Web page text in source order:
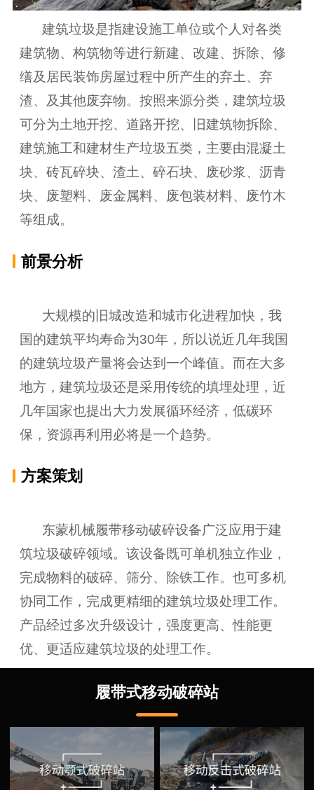
建筑垃圾是指建设施工单位或个人对各类
建筑物、构筑物等进行新建、改建、拆除、修
缮及居民装饰房屋过程中所产生的弃土、弃
渣、及其他废弃物。按照来源分类，建筑垃圾
可分为土地开挖、道路开挖、旧建筑物拆除、
建筑施工和建材生产垃圾五类，主要由混凝土
块、砖瓦碎块、渣土、碎石块、废砂浆、沥青
块、废塑料、废金属料、废包装材料、废竹木
等组成。
前景分析
大规模的旧城改造和城市化进程加快，我
国的建筑平均寿命为30年，所以说近几年我国
的建筑垃圾产量将会达到一个峰值。而在大多
地方，建筑垃圾还是采用传统的填埋处理，近
几年国家也提出大力发展循环经济，低碳环
保，资源再利用必将是一个趋势。
方案策划
东蒙机械履带移动破碎设备广泛应用于建
筑垃圾破碎领域。该设备既可单机独立作业，
完成物料的破碎、筛分、除铁工作。也可多机
协同工作，完成更精细的建筑垃圾处理工作。
产品经过多次升级设计，强度更高、性能更
优、更适应建筑垃圾的处理工作。
履带式移动破碎站